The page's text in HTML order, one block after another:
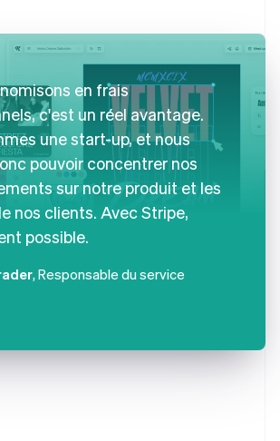
en frais
c'est un réel avantage.
une start-up, et nous
pouvoir concentrer nos
sur notre produit et les
nos clients. Avec Stripe,
possible.
, Responsable du service